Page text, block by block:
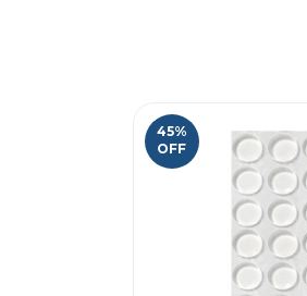
45%
OFF